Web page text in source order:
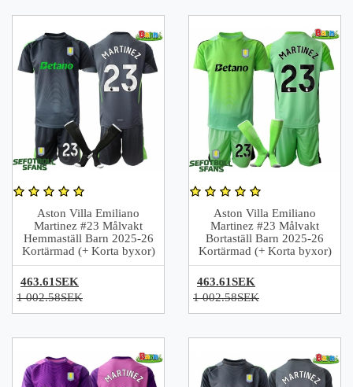
Aston Villa Emiliano
Martinez #23 Målvakt
Hemmaställ Barn 2025-26
Kortärmad (+ Korta byxor)
463.61SEK
1 002.58SEK
Aston Villa Emiliano
Martinez #23 Målvakt
Bortaställ Barn 2025-26
Kortärmad (+ Korta byxor)
463.61SEK
1 002.58SEK